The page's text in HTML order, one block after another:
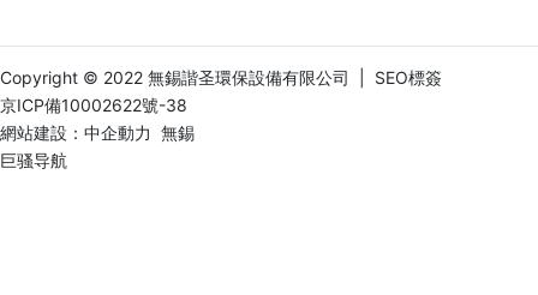
Copyright © 2022 無錫諧圣環保設備有限公司 | SEO標簽
京ICP備10002622號-38
網站建設： 中企動力 無錫
巨骚导航